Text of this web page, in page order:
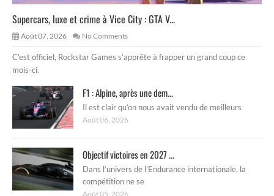
Supercars, luxe et crime à Vice City : GTA V...
Août 07, 2026 No Comments
C’est officiel, Rockstar Games s’apprête à frapper un grand coup ce
mois-ci.
F1 : Alpine, après une dem...
Il est clair qu’on nous avait vendu de meilleurs
Août 06, 2026
Objectif victoires en 2027 ...
Dans l’univers de l’Endurance internationale, la
compétition ne se
Août 05, 2026